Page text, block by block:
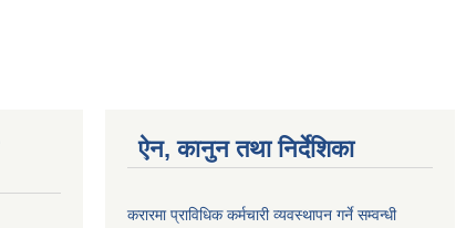
ऐन, कानुन तथा निर्देशिका
करारमा प्राविधिक कर्मचारी व्यवस्थापन गर्ने सम्वन्धी